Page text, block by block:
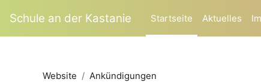
Schule an der Kastanie Startseite Aktuelles
Website Ankündigungen